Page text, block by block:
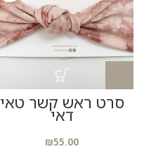
סרט ראש קשר טאי
דאי
₪55.00